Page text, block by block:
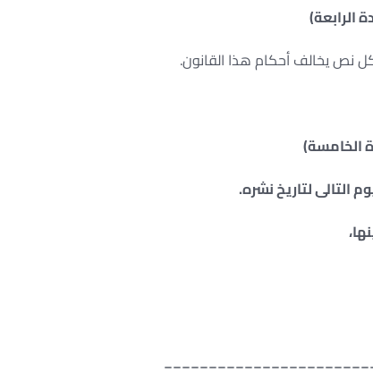
الرابعة)
الخامسة)
التالى لتاريخ نشره.